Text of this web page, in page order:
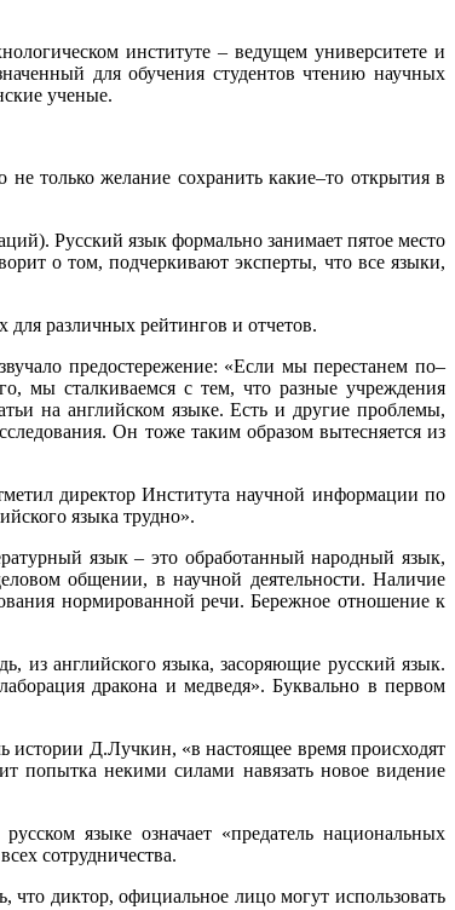
институте – ведущем университете и
для обучения студентов чтению научных
ученые.
только желание сохранить какие–то открытия в
Русский язык формально занимает пятое место
о том, подчеркивают эксперты, что все языки,
различных рейтингов и отчетов.
предостережение: «Если мы перестанем по–
мы сталкиваемся с тем, что разные учреждения
на английском языке. Есть и другие проблемы,
Он тоже таким образом вытесняется из
директор Института научной информации по
языка трудно».
язык – это обработанный народный язык,
общении, в научной деятельности. Наличие
нормированной речи. Бережное отношение к
из английского языка, засоряющие русский язык.
дракона и медведя». Буквально в первом
истории Д.Лучкин, «в настоящее время происходят
попытка некими силами навязать новое видение
языке означает «предатель национальных
сотрудничества.
что диктор, официальное лицо могут использовать